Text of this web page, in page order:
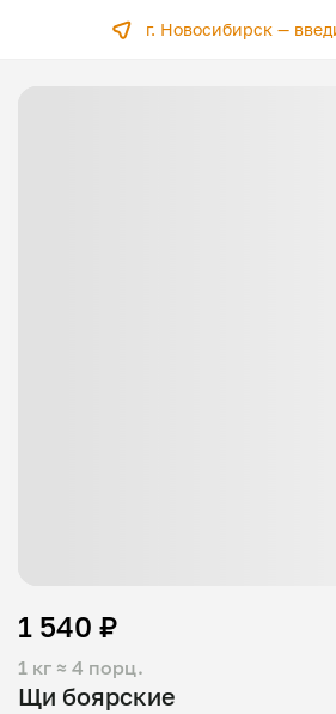
г. Новосибирск —
Щи боярские
1 кг ≈ 4 порц.
1 540 ₽